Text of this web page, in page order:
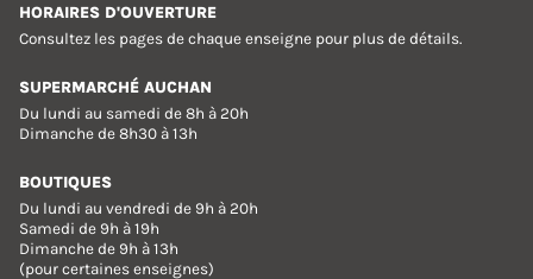
HORAIRES D'OUVERTURE
Consultez les pages de chaque enseigne pour plus de détails.
SUPERMARCHÉ AUCHAN
Du lundi au samedi de 8h à 20h
Dimanche de 8h30 à 13h
BOUTIQUES
Du lundi au vendredi de 9h à 20h
Samedi de 9h à 19h
Dimanche de 9h à 13h
(pour certaines enseignes)